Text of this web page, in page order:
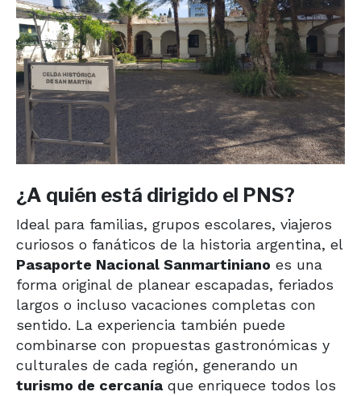
¿A quién está dirigido el PNS?
Ideal para familias, grupos escolares, viajeros
curiosos o fanáticos de la historia argentina, el
Pasaporte Nacional Sanmartiniano es una
forma original de planear escapadas, feriados
largos o incluso vacaciones completas con
sentido. La experiencia también puede
combinarse con propuestas gastronómicas y
culturales de cada región, generando un
turismo de cercanía que enriquece todos los